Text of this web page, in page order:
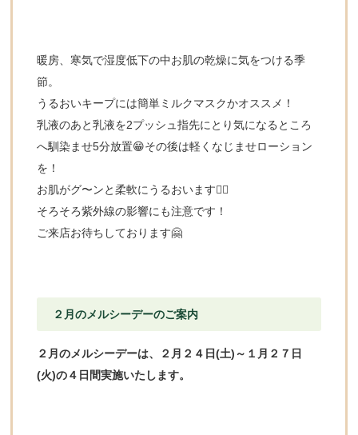
暖房、寒気で湿度低下の中お肌の乾燥に気をつける季
節。
うるおいキープには簡単ミルクマスクかオススメ！
乳液のあと乳液を2プッシュ指先にとり気になるところ
へ馴染ませ5分放置😁その後は軽くなじませローション
を！
お肌がグ〜ンと柔軟にうるおいます👍🏻
そろそろ紫外線の影響にも注意です！
ご来店お待ちしております🤗
２月のメルシーデーのご案内
２月のメルシーデーは、２月２４日(土)～１月２７日
(火)の４日間実施いたします。